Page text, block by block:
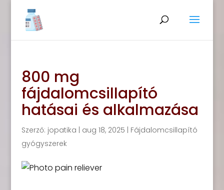
800 mg
fájdalomcsillapító
hatásai és alkalmazása
Szerző: jopatika aug 18, 2025
Fájdalomcsillapító
gyógyszerek